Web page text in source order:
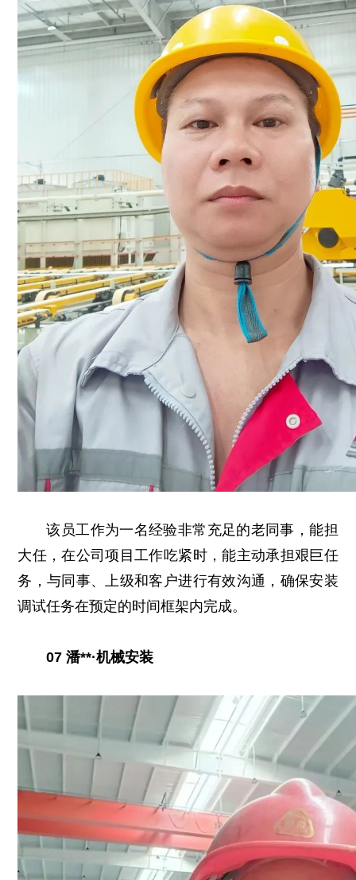
该员工作为一名经验非常充足的老同事，能担
大任，在公司项目工作吃紧时，能主动承担艰巨任
务，与同事、上级和客户进行有效沟通，确保安装
调试任务在预定的时间框架内完成。
07 潘**·机械安装